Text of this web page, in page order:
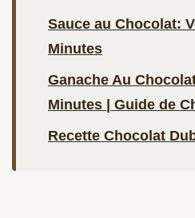
Sauce au Chocolat:
Minutes
Ganache Au
Minutes | Guide de
Recette Chocolat